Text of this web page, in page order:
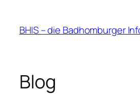
springen
BHIS – die Badhomburger
Blog